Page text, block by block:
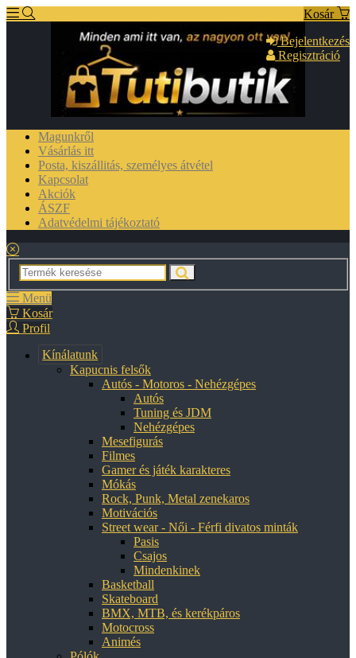
Kosár
Bejelentkezés
Regisztráció
Magunkről
Vásárlás itt
Posta, kiszállitás, személyes átvétel
Kapcsolat
Akciók
ÁSZF
Adatvédelmi tájékoztató
Menü
Kosár
Profil
Kínálatunk
Kapucnis felsők
Autós - Motoros - Nehézgépes
Autós
Tuning és JDM
Nehézgépes
Mesefigurás
Filmes
Gamer és játék karakteres
Mókás
Rock, Punk, Metal zenekaros
Motivációs
Street wear - Női - Férfi divatos minták
Pasis
Csajos
Mindenkinek
Basketball
Skateboard
BMX, MTB, és kerékpáros
Motocross
Animés